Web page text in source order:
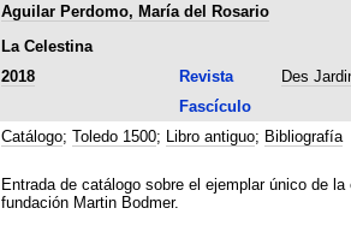
Aguilar Perdomo, María del Rosario
La Celestina
2018 Revista
Des
Fascículo
Catálogo; Toledo 1500; Libro antiguo; Bibliografía
Entrada de catálogo sobre el ejemplar único de
fundación Martin Bodmer.